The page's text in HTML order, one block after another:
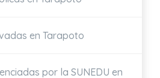
en Tarapoto
por la SUNEDU en